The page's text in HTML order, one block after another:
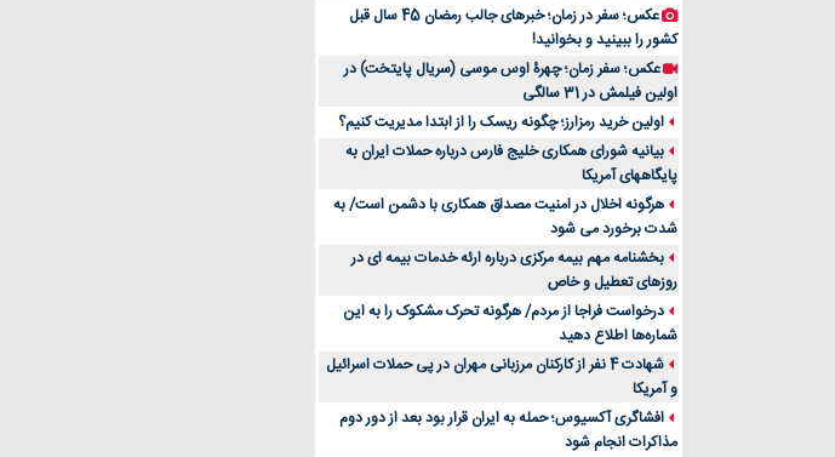
عکس؛ سفر در زمان؛ خبرهای جالب رمضان 45 سال قبل
کشور را ببینید و بخوانید!
عکس؛ سفر زمان؛ چهرۀ اوس موسی (سریال پایتخت) در
اولین فیلمش در 31 سالگی
اولین خرید رمزارز؛ چگونه ریسک را از ابتدا مدیریت کنیم؟
بیانیه شورای همکاری خلیج فارس درباره حملات ایران به
پایگاههای آمریکا
هرگونه اخلال در امنیت مصداق همکاری با دشمن است/ به
شدت برخورد می شود
بخشنامه مهم بیمه مرکزی درباره ارئه خدمات بیمه ای در
روزهای تعطیل و خاص
درخواست فراجا از مردم/ هرگونه تحرک مشکوک را به این
شماره‌ها اطلاع دهید
شهادت 4 نفر از کارکنان مرزبانی مهران در پی حملات اسرائیل
و آمریکا
افشاگری آکسیوس؛ حمله به ایران قرار بود بعد از دور دوم
مذاکرات انجام شود